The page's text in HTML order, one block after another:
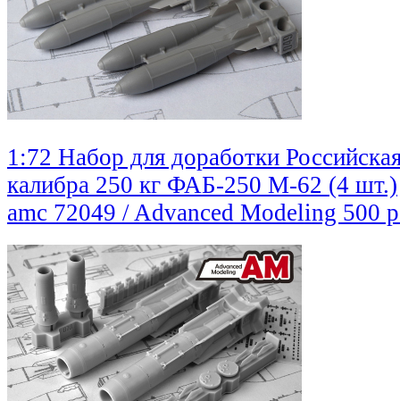
1:72 Набор для доработки
калибра 250 кг ФАБ-250 М-62 (4 шт.)
amc 72049 / Advanced Modeling 500